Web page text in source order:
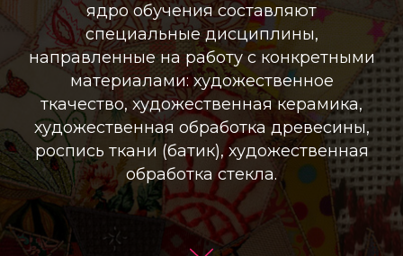
ядро обучения составляют
специальные дисциплины,
направленные на работу с конкретными
материалами: художественное
ткачество, художественная керамика,
художественная обработка древесины,
роспись ткани (батик), художественная
обработка стекла.